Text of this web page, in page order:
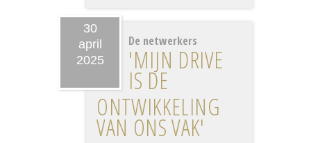
30
april
2025
De netwerkers
'MIJN DRIVE
IS DE
ONTWIKKELING
VAN ONS VAK'